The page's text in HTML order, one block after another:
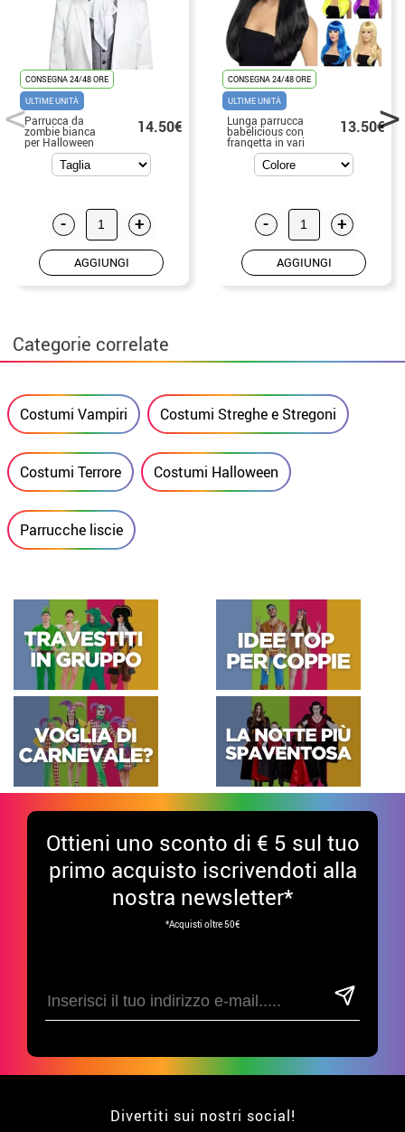
CONSEGNA 24/48 ORE
ULTIME UNITÀ
Parrucca da
zombie bianca
per Halloween
14.50€
- +
AGGIUNGI
CONSEGNA 24/48 ORE
ULTIME UNITÀ
Lunga parrucca
babelicious con
frangetta in vari
colori
13.50€
- +
AGGIUNGI
Categorie correlate
Costumi Vampiri Costumi Streghe e Stregoni
Costumi Terrore Costumi Halloween
Parrucche liscie
Ottieni uno sconto di € 5 sul tuo
primo acquisto iscrivendoti alla
nostra newsletter*
*Acquisti oltre 50€
Divertiti sui nostri social!